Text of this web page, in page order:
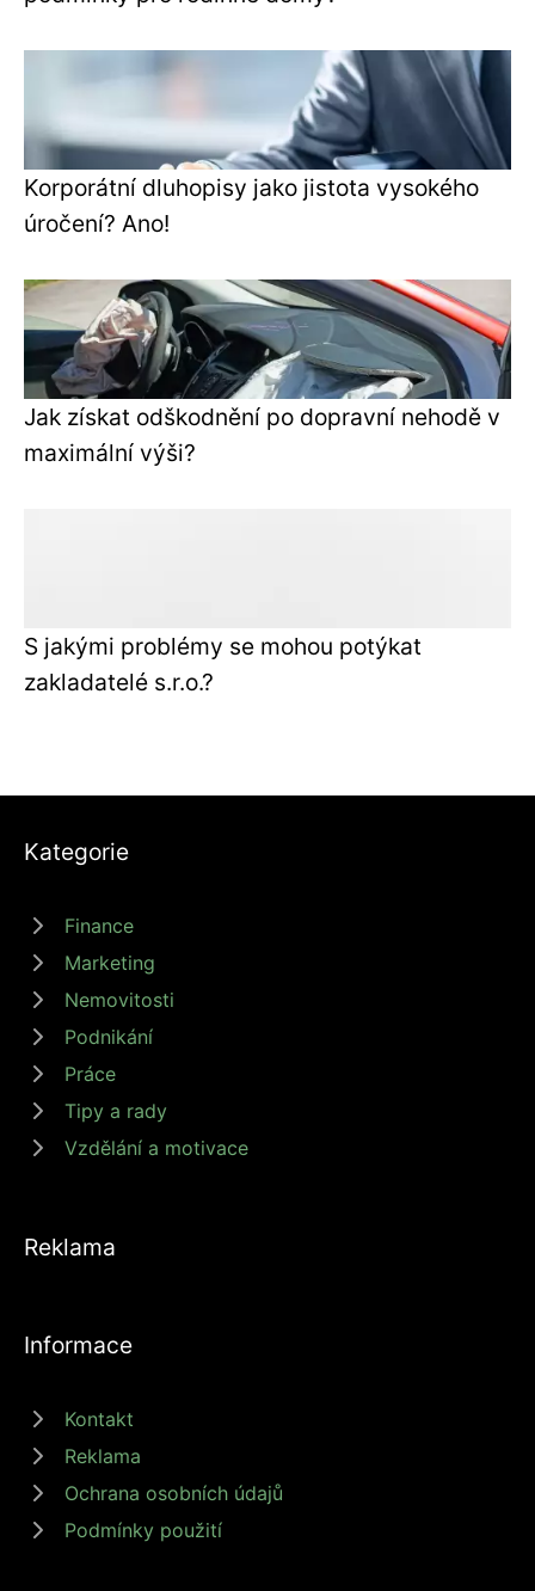
Korporátní dluhopisy jako jistota vysokého
úročení? Ano!
Jak získat odškodnění po dopravní nehodě v
maximální výši?
S jakými problémy se mohou potýkat
zakladatelé s.r.o.?
Kategorie
Finance
Marketing
Nemovitosti
Podnikání
Práce
Tipy a rady
Vzdělání a motivace
Reklama
Informace
Kontakt
Reklama
Ochrana osobních údajů
Podmínky použití